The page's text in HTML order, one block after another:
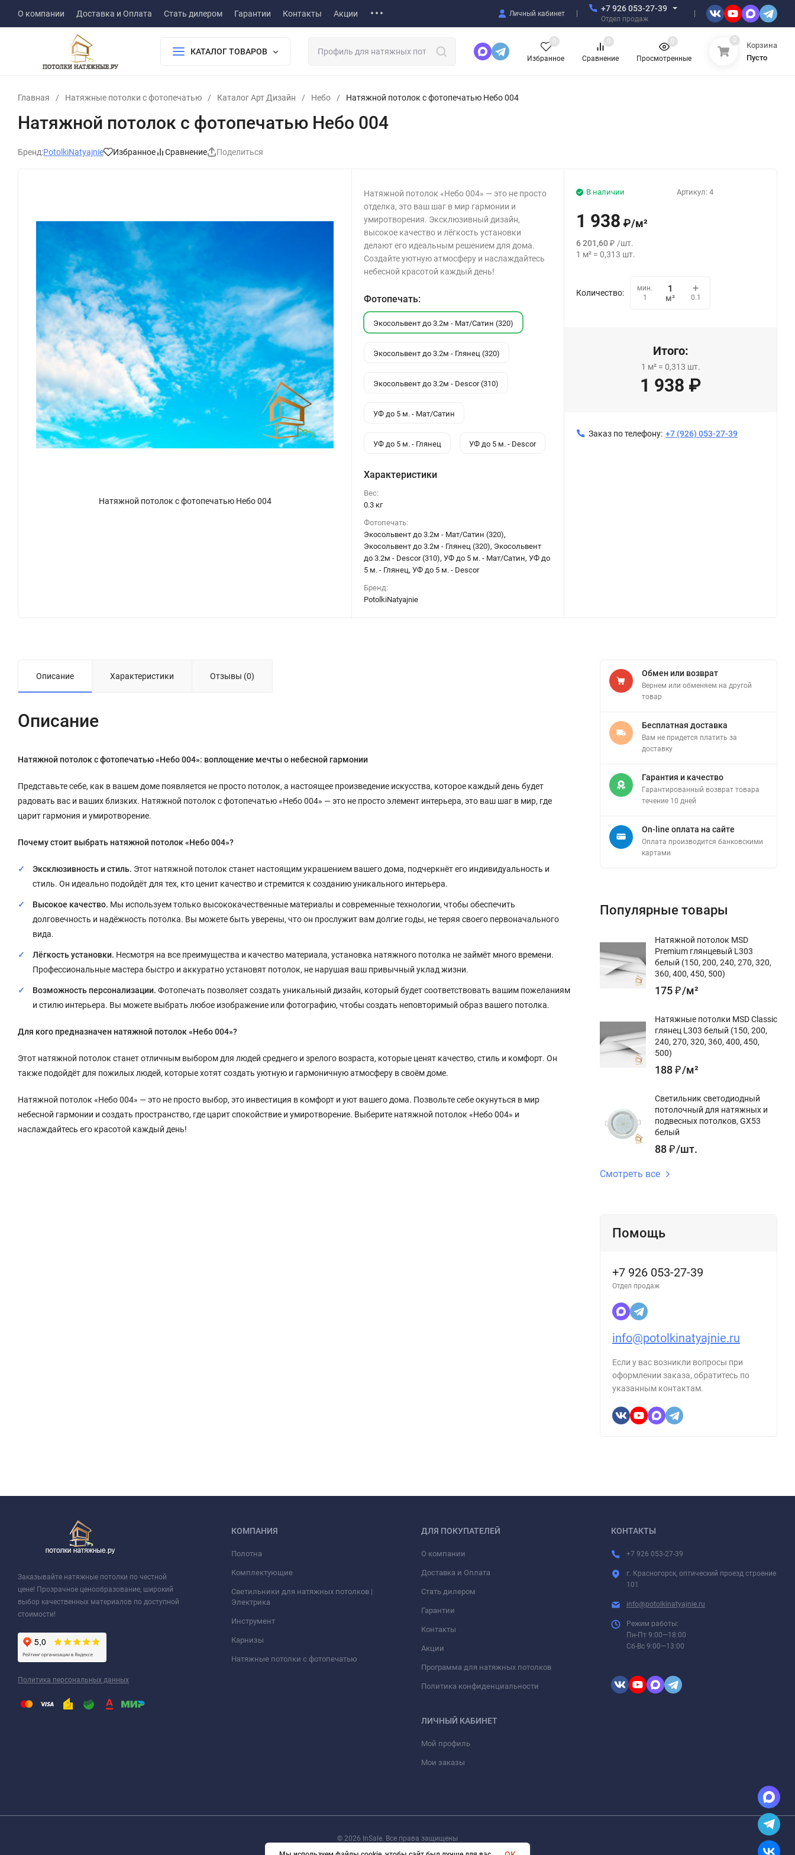
О компании Доставка и Оплата Стать дилером Гарантии Контакты Акции Личный кабинет
+7 926 053-27-39
Отдел продаж
КАТАЛОГ ТОВАРОВ
Избранное
0
Сравнение
0
Просмотренные
0 0
Корзина
Пусто
Главная / Натяжные потолки с фотопечатью / Каталог Арт Дизайн / Небо / Натяжной потолок с фотопечатью Небо 004
Натяжной потолок с фотопечатью Небо 004
Бренд:PotolkiNatyajnie Избранное Сравнение Поделиться
Натяжной потолок с фотопечатью Небо 004
Натяжной потолок «Небо 004» — это не просто
отделка, это ваш шаг в мир гармонии и
умиротворения. Эксклюзивный дизайн,
высокое качество и лёгкость установки
делают его идеальным решением для дома.
Создайте уютную атмосферу и наслаждайтесь
небесной красотой каждый день!
Фотопечать:
Экосольвент до 3.2м - Мат/Сатин (320)
Экосольвент до 3.2м - Глянец (320)
Экосольвент до 3.2м - Descor (310)
УФ до 5 м. - Мат/Сатин
УФ до 5 м. - Глянец УФ до 5 м. - Descor
Характеристики
Вес:
0.3 кг
Фотопечать:
Экосольвент до 3.2м - Мат/Сатин (320),
Экосольвент до 3.2м - Глянец (320), Экосольвент
до 3.2м - Descor (310), УФ до 5 м. - Мат/Сатин, УФ до
5 м. - Глянец, УФ до 5 м. - Descor
Бренд:
PotolkiNatyajnie
Артикул: 4
В наличии
1 938 ₽/м²
6 201,60₽ /шт.
1 м² =0,313 шт.
Количество:
мин.
1
м² 0.1
Итого:
1 м²= 0,313 шт.
1 938 ₽
Заказ по телефону: +7 (926) 053-27-39
Описание Характеристики Отзывы (0)
Описание
Натяжной потолок с фотопечатью «Небо 004»: воплощение мечты о небесной гармонии
Представьте себе, как в вашем доме появляется не просто потолок, а настоящее произведение искусства, которое каждый день будет
радовать вас и ваших близких. Натяжной потолок с фотопечатью «Небо 004» — это не просто элемент интерьера, это ваш шаг в мир, где
царит гармония и умиротворение.
Почему стоит выбрать натяжной потолок «Небо 004»?
Эксклюзивность и стиль. Этот натяжной потолок станет настоящим украшением вашего дома, подчеркнёт его индивидуальность и
стиль. Он идеально подойдёт для тех, кто ценит качество и стремится к созданию уникального интерьера.
Высокое качество. Мы используем только высококачественные материалы и современные технологии, чтобы обеспечить
долговечность и надёжность потолка. Вы можете быть уверены, что он прослужит вам долгие годы, не теряя своего первоначального
вида.
Лёгкость установки. Несмотря на все преимущества и качество материала, установка натяжного потолка не займёт много времени.
Профессиональные мастера быстро и аккуратно установят потолок, не нарушая ваш привычный уклад жизни.
Возможность персонализации. Фотопечать позволяет создать уникальный дизайн, который будет соответствовать вашим пожеланиям
и стилю интерьера. Вы можете выбрать любое изображение или фотографию, чтобы создать неповторимый образ вашего потолка.
Для кого предназначен натяжной потолок «Небо 004»?
Этот натяжной потолок станет отличным выбором для людей среднего и зрелого возраста, которые ценят качество, стиль и комфорт. Он
также подойдёт для пожилых людей, которые хотят создать уютную и гармоничную атмосферу в своём доме.
Натяжной потолок «Небо 004» — это не просто выбор, это инвестиция в комфорт и уют вашего дома. Позвольте себе окунуться в мир
небесной гармонии и создать пространство, где царит спокойствие и умиротворение. Выберите натяжной потолок «Небо 004» и
наслаждайтесь его красотой каждый день!
Обмен или возврат
Вернем или обменяем на другой
товар
Бесплатная доставка
Вам не придется платить за
доставку
Гарантия и качество
Гарантированный возврат товара
течение 10 дней
On-line оплата на сайте
Оплата производится банковскими
картами
Популярные товары
Натяжной потолок MSD
Premium глянцевый L303
белый (150, 200, 240, 270, 320,
360, 400, 450, 500)
175₽/м²
Натяжные потолки MSD Classic
глянец L303 белый (150, 200,
240, 270, 320, 360, 400, 450,
500)
188₽/м²
Светильник светодиодный
потолочный для натяжных и
подвесных потолков, GX53
белый
88₽/шт.
Смотреть все
Помощь
+7 926 053-27-39
Отдел продаж
info@potolkinatyajnie.ru
Если у вас возникли вопросы при
оформлении заказа, обратитесь по
указанным контактам.
Заказывайте натяжные потолки по честной
цене! Прозрачное ценообразование, широкий
выбор качественных материалов по доступной
стоимости!
Политика персональных данных
КОМПАНИЯ
Полотна
Комплектующие
Светильники для натяжных потолков |
Электрика
Инструмент
Карнизы
Натяжные потолки с фотопечатью
ДЛЯ ПОКУПАТЕЛЕЙ
О компании
Доставка и Оплата
Стать дилером
Гарантии
Контакты
Акции
Программа для натяжных потолков
Политика конфиденциальности
ЛИЧНЫЙ КАБИНЕТ
Мой профиль
Мои заказы
КОНТАКТЫ
+7 926 053-27-39
г. Красногорск, оптический проезд строение
101
info@potolkinatyajnie.ru
Режим работы:
Пн-Пт 9:00—18:00
Сб-Вс 9:00—13:00
© 2026 InSale. Все права защищены